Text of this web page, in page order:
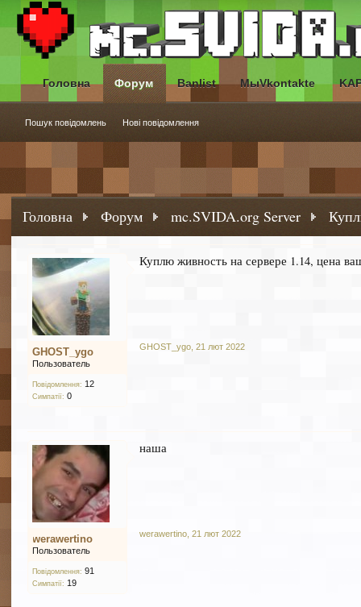
Головна Форум mc.SVIDA.org Server
GHOST_ygo
Пользователь
Повідомлення: 12
Симпатії: 0
Куплю живность на сервере 1.14, цена
GHOST_ygo ,21 лют 2022
werawertino
Пользователь
Повідомлення: 91
Симпатії: 19
наша
werawertino ,21 лют 2022
Головна Форум
Пошук повідомлень Нові повідомлення
Banlist МыVkontakte